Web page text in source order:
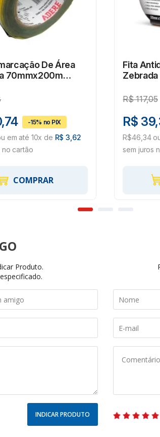
De Área
70mmx200m
em até 10x de R$ 3,62
no cartão
COMPRAR
Fita
Zebrada
R$117,05
R$
R$46,34
sem juros
Produto.
INDICAR PRODUTO